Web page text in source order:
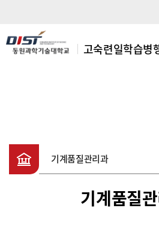
고숙련일학습병
기계품질관리과
기계품질